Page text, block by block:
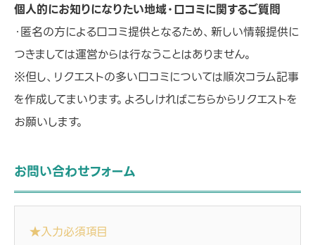
個人的にお知りになりたい地域・口コミに関するご質問
・匿名の方による口コミ提供となるため、新しい情報提供に
つきましては運営からは行なうことはありません。
※但し、リクエストの多い口コミについては順次コラム記事
を作成してまいります。よろしければこちらからリクエストを
お願いします。
お問い合わせフォーム
★入力必須項目